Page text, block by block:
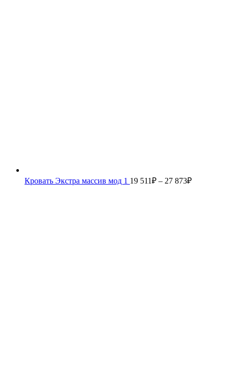
Кровать Экстра массив мод 1 19 511₽ – 27 873₽